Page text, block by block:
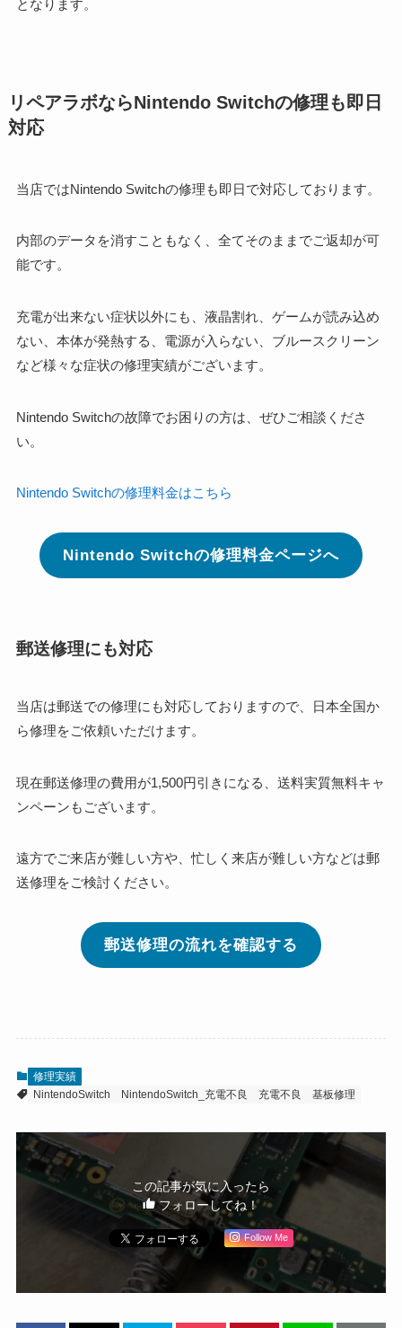
となります。
リペアラボならNintendo Switchの修理も即日
対応
当店ではNintendo Switchの修理も即日で対応しております。
内部のデータを消すこともなく、全てそのままでご返却が可
能です。
充電が出来ない症状以外にも、液晶割れ、ゲームが読み込め
ない、本体が発熱する、電源が入らない、ブルースクリーン
など様々な症状の修理実績がございます。
Nintendo Switchの故障でお困りの方は、ぜひご相談くださ
い。
Nintendo Switchの修理料金はこちら
Nintendo Switchの修理料金ページへ
郵送修理にも対応
当店は郵送での修理にも対応しておりますので、日本全国か
ら修理をご依頼いただけます。
現在郵送修理の費用が1,500円引きになる、送料実質無料キャ
ンペーンもございます。
遠方でご来店が難しい方や、忙しく来店が難しい方などは郵
送修理をご検討ください。
郵送修理の流れを確認する
修理実績
NintendoSwitch
NintendoSwitch_充電不良 充電不良 基板修理
この記事が気に入ったら
フォローしてね！
Follow Me